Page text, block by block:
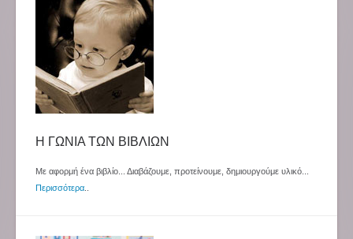
Η ΓΩΝΙΑ ΤΩΝ ΒΙΒΛΙΩΝ
Με αφορμή ένα βιβλίο... Διαβάζουμε, προτείνουμε, δημιουργούμε υλικό...
Περισσότερα